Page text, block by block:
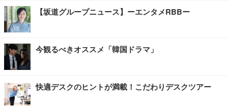
【坂道グループニュース】ーエンタメRBBー
今観るべきオススメ「韓国ドラマ」
快適デスクのヒントが満載！こだわりデスクツアー